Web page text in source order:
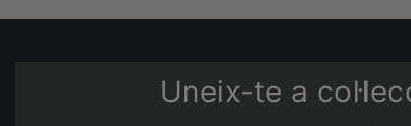
Uneix-te a